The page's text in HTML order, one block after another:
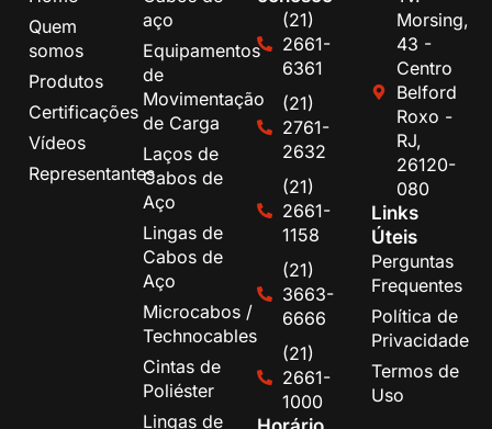
Quem
somos
Produtos
Certificações
Vídeos
Representantes
aço
Equipamentos
de
Movimentação
de Carga
Laços de
Cabos de
Aço
Lingas de
Cabos de
Aço
Microcabos /
Technocables
Cintas de
Poliéster
Lingas de
(21)
2661-
6361
(21)
2761-
2632
(21)
2661-
1158
(21)
3663-
6666
(21)
2661-
1000
Morsing,
43 -
Centro
Belford
Roxo -
RJ,
26120-
080
Links
Úteis
Perguntas
Frequentes
Política de
Privacidade
Termos de
Uso